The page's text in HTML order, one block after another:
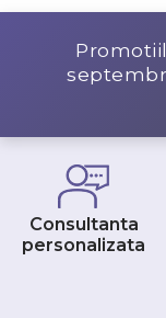
Consultanta
personalizata